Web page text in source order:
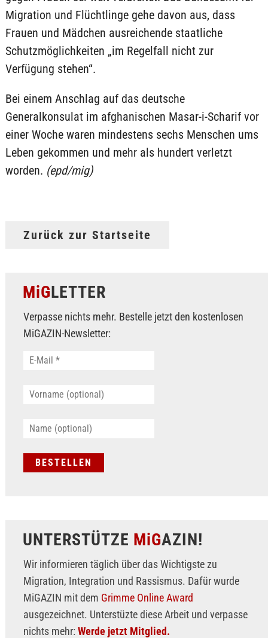
Migration und Flüchtlinge gehe davon aus, dass
Frauen und Mädchen ausreichende staatliche
Schutzmöglichkeiten „im Regelfall nicht zur
Verfügung stehen“.
Bei einem Anschlag auf das deutsche
Generalkonsulat im afghanischen Masar-i-Scharif vor
einer Woche waren mindestens sechs Menschen ums
Leben gekommen und mehr als hundert verletzt
worden. (epd/mig)
Zurück zur Startseite
MiGLETTER
Verpasse nichts mehr. Bestelle jetzt den kostenlosen
MiGAZIN-Newsletter:
UNTERSTÜTZE MiGAZIN!
Wir informieren täglich über das Wichtigste zu
Migration, Integration und Rassismus. Dafür wurde
MiGAZIN mit dem Grimme Online Award
ausgezeichnet. Unterstüzte diese Arbeit und verpasse
nichts mehr: Werde jetzt Mitglied.